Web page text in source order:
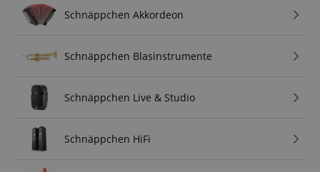
Schnäppchen Akkordeon
Schnäppchen Blasinstrumente
Schnäppchen Live & Studio
Schnäppchen HiFi